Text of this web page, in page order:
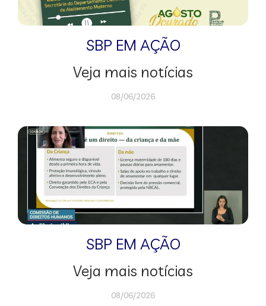
SBP EM AÇÃO
Veja mais notícias
08/06/2026
SBP EM AÇÃO
Veja mais notícias
08/06/2026